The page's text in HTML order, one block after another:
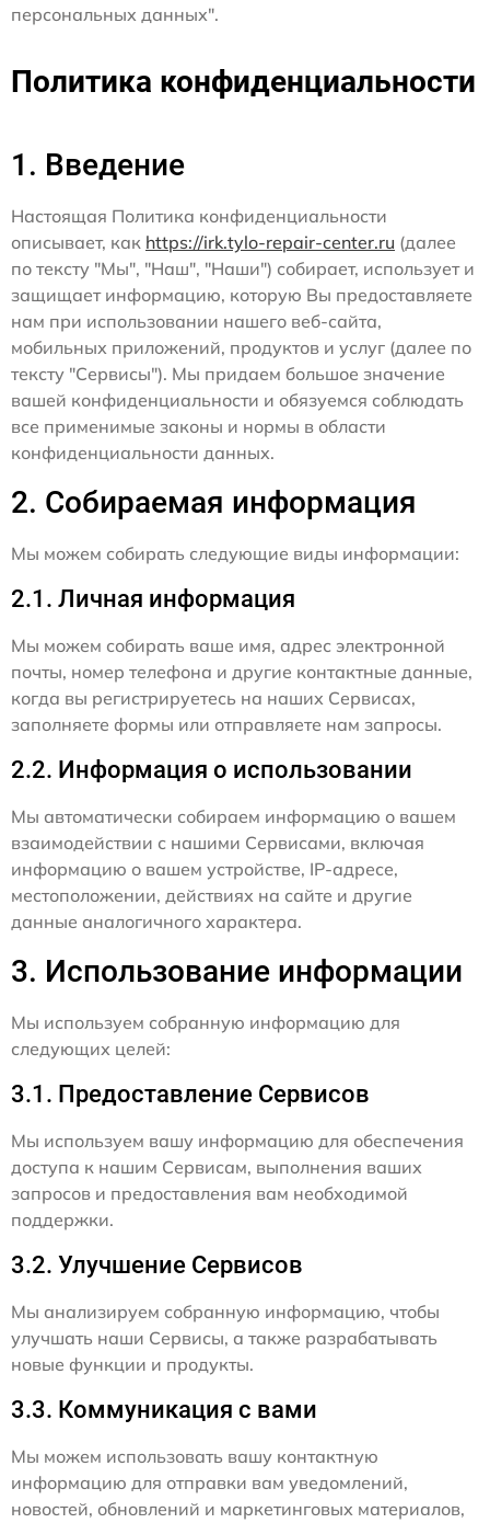
персональных данных".
Политика конфиденциальности
1. Введение
Настоящая Политика конфиденциальности
описывает, как https://irk.tylo-repair-center.ru (далее
по тексту "Мы", "Наш", "Наши") собирает, использует и
защищает информацию, которую Вы предоставляете
нам при использовании нашего веб-сайта,
мобильных приложений, продуктов и услуг (далее по
тексту "Сервисы"). Мы придаем большое значение
вашей конфиденциальности и обязуемся соблюдать
все применимые законы и нормы в области
конфиденциальности данных.
2. Собираемая информация
Мы можем собирать следующие виды информации:
2.1. Личная информация
Мы можем собирать ваше имя, адрес электронной
почты, номер телефона и другие контактные данные,
когда вы регистрируетесь на наших Сервисах,
заполняете формы или отправляете нам запросы.
2.2. Информация о использовании
Мы автоматически собираем информацию о вашем
взаимодействии с нашими Сервисами, включая
информацию о вашем устройстве, IP-адресе,
местоположении, действиях на сайте и другие
данные аналогичного характера.
3. Использование информации
Мы используем собранную информацию для
следующих целей:
3.1. Предоставление Сервисов
Мы используем вашу информацию для обеспечения
доступа к нашим Сервисам, выполнения ваших
запросов и предоставления вам необходимой
поддержки.
3.2. Улучшение Сервисов
Мы анализируем собранную информацию, чтобы
улучшать наши Сервисы, а также разрабатывать
новые функции и продукты.
3.3. Коммуникация с вами
Мы можем использовать вашу контактную
информацию для отправки вам уведомлений,
новостей, обновлений и маркетинговых материалов,